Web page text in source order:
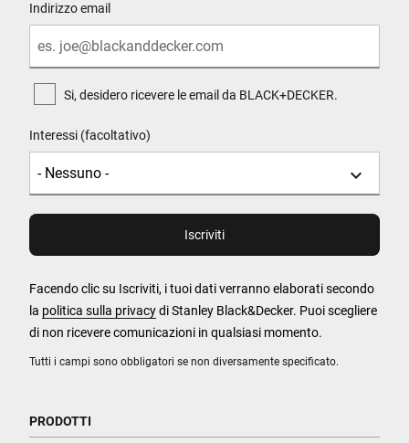
Tutti i campi sono obbligatori se non diversamente specificato.
Indirizzo email
Si, desidero ricevere le email da BLACK+DECKER.
Interessi (facoltativo)
Facendo clic su Iscriviti, i tuoi dati verranno elaborati secondo
la politica sulla privacydi Stanley Black&Decker. Puoi scegliere
di non ricevere comunicazioni in qualsiasi momento.
PRODOTTI